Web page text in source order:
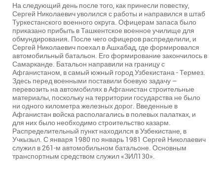
На следующий день после того, как принесли повестку,
Сергей Николаевич уволился с работы и направился в штаб
Туркестанского военного округа. Офицерам запаса было
приказано прибыть в Ташкентское военное училище для
обмундирования. После чего офицеров распределили, и
Сергей Николаевич поехал в Ашхабад, где формировался
автомобильный батальон. Его формирование закончилось в
Самарканде. Батальон направили на границу с
Афганистаном, в самый южный город Узбекистана - Термез.
Здесь перед военными поставили боевую задачу –
перевозить на автомобилях в Афганистан строительные
материалы, поскольку на территории государства не было
ни одного километра железных дорог. Введенные в
Афганистан войска располагались в полевых палатках, и
для них было необходимо строительство казарм.
Распределительный пункт находился в Узбекистане, в
Учкызыл. С января 1980 по январь 1981 Сергей Николаевич
служил в 261-м автомобильном батальоне. Основным
транспортным средством служил «ЗИЛ130».